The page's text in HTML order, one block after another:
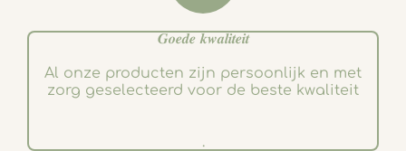
𝑮𝒐𝒆𝒅𝒆 𝒌𝒘𝒂𝒍𝒊𝒕𝒆𝒊𝒕
Al onze producten zijn persoonlijk en met
zorg geselecteerd voor de beste kwaliteit
.